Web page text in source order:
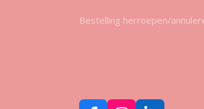
Bestelling herroepen/